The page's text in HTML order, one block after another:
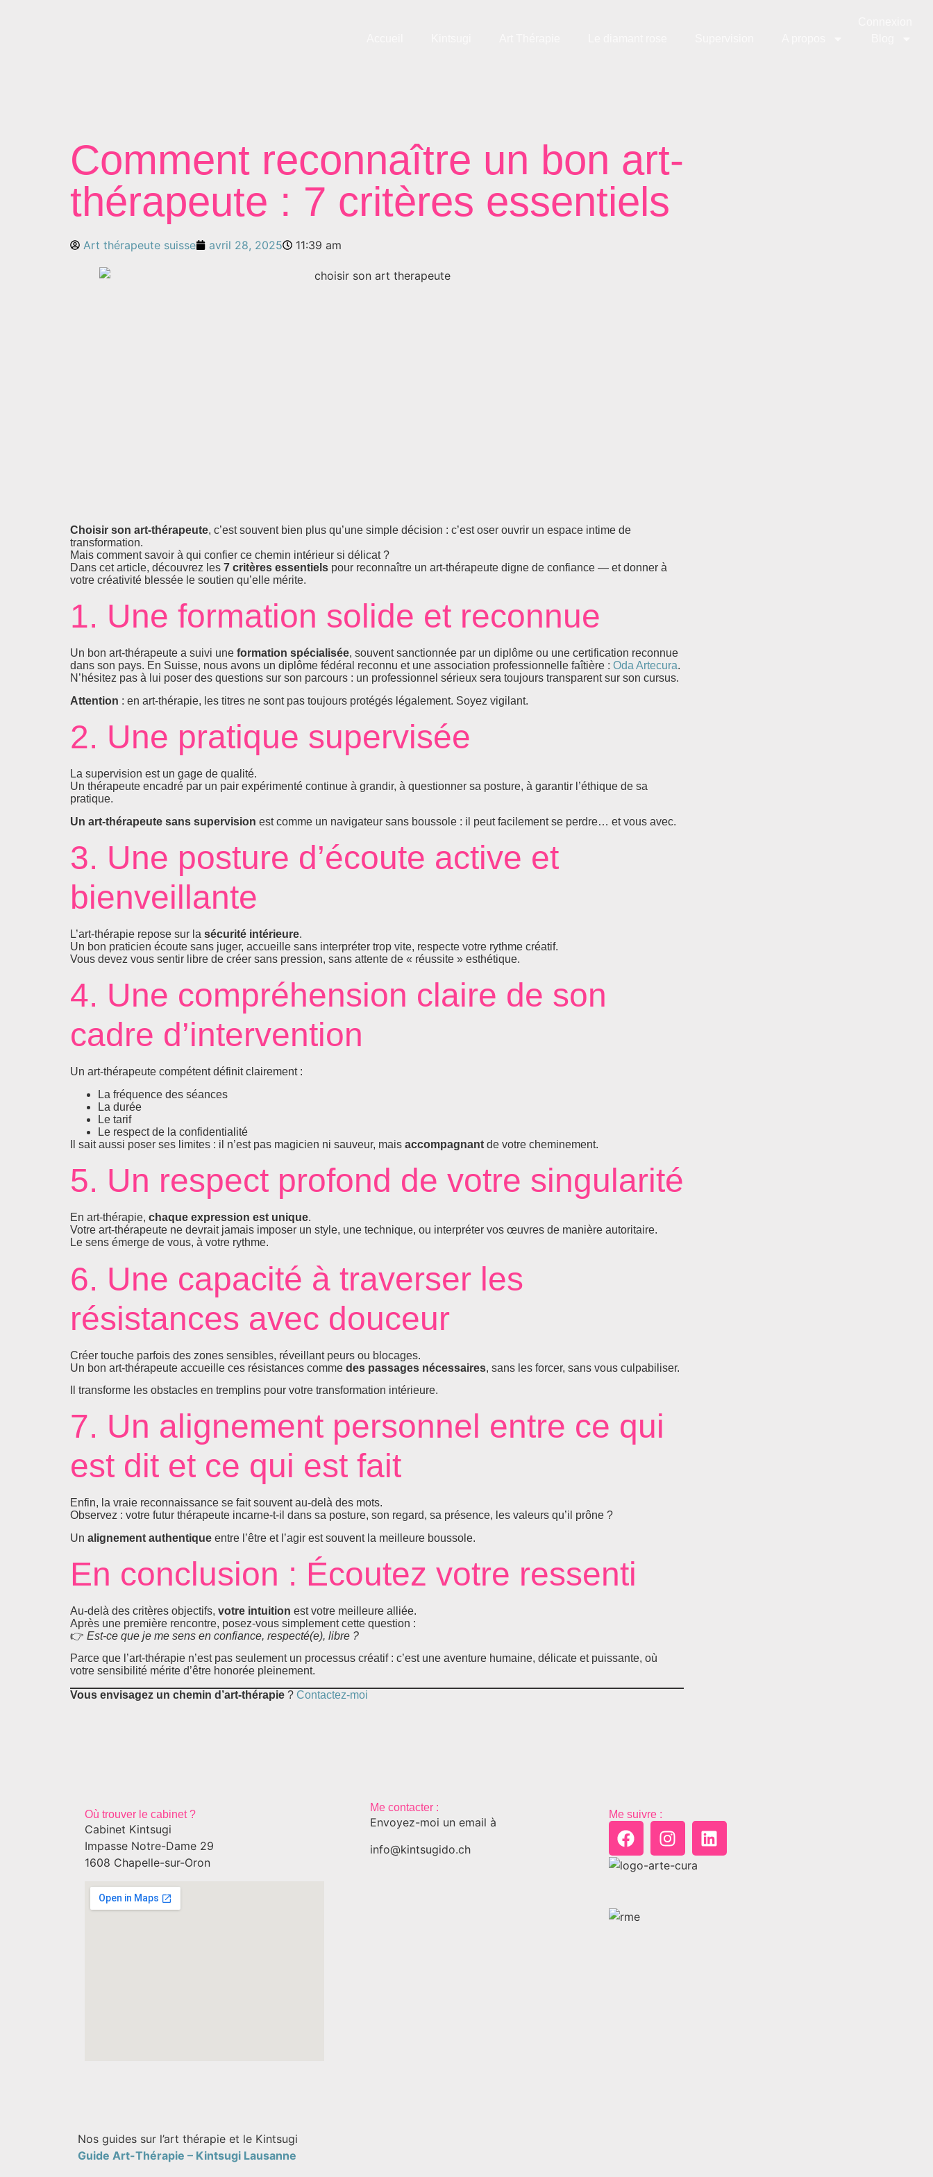
Comment reconnaître un bon art-
thérapeute : 7 critères essentiels
Art thérapeute suisse avril 28, 2025 11:39 am
Choisir son art-thérapeute, c’est souvent bien plus qu’une simple décision : c’est oser ouvrir un espace intime de
transformation.
Mais comment savoir à qui confier ce chemin intérieur si délicat ?
Dans cet article, découvrez les 7 critères essentielspour reconnaître un art-thérapeute digne de confiance — et donner à
votre créativité blessée le soutien qu’elle mérite.
1. Une formation solide et reconnue
Un bon art-thérapeute a suivi une formation spécialisée, souvent sanctionnée par un diplôme ou une certification reconnue
dans son pays. En Suisse, nous avons un diplôme fédéral reconnu et une association professionnelle faîtière : Oda Artecura.
N’hésitez pas à lui poser des questions sur son parcours : un professionnel sérieux sera toujours transparent sur son cursus.
Attention : en art-thérapie, les titres ne sont pas toujours protégés légalement. Soyez vigilant.
2. Une pratique supervisée
La supervision est un gage de qualité.
Un thérapeute encadré par un pair expérimenté continue à grandir, à questionner sa posture, à garantir l’éthique de sa
pratique.
Un art-thérapeute sans supervision est comme un navigateur sans boussole : il peut facilement se perdre… et vous avec.
3. Une posture d’écoute active et
bienveillante
L’art-thérapie repose sur la sécurité intérieure.
Un bon praticien écoute sans juger, accueille sans interpréter trop vite, respecte votre rythme créatif.
Vous devez vous sentir libre de créer sans pression, sans attente de « réussite » esthétique.
4. Une compréhension claire de son
cadre d’intervention
Un art-thérapeute compétent définit clairement :
La fréquence des séances
La durée
Le tarif
Le respect de la confidentialité
Il sait aussi poser ses limites : il n’est pas magicien ni sauveur, mais accompagnantde votre cheminement.
5. Un respect profond de votre singularité
En art-thérapie, chaque expression est unique.
Votre art-thérapeute ne devrait jamais imposer un style, une technique, ou interpréter vos œuvres de manière autoritaire.
Le sens émerge de vous, à votre rythme.
6. Une capacité à traverser les
résistances avec douceur
Créer touche parfois des zones sensibles, réveillant peurs ou blocages.
Un bon art-thérapeute accueille ces résistances comme des passages nécessaires, sans les forcer, sans vous culpabiliser.
Il transforme les obstacles en tremplins pour votre transformation intérieure.
7. Un alignement personnel entre ce qui
est dit et ce qui est fait
Enfin, la vraie reconnaissance se fait souvent au-delà des mots.
Observez : votre futur thérapeute incarne-t-il dans sa posture, son regard, sa présence, les valeurs qu’il prône ?
Un alignement authentiqueentre l’être et l’agir est souvent la meilleure boussole.
En conclusion : Écoutez votre ressenti
Au-delà des critères objectifs, votre intuition est votre meilleure alliée.
Après une première rencontre, posez-vous simplement cette question :
👉 Est-ce que je me sens en confiance, respecté(e), libre ?
Parce que l’art-thérapie n’est pas seulement un processus créatif : c’est une aventure humaine, délicate et puissante, où
votre sensibilité mérite d’être honorée pleinement.
Vous envisagez un chemin d’art-thérapie? Contactez-moi
Où trouver le cabinet ?
Cabinet Kintsugi
Impasse Notre-Dame 29
1608 Chapelle-sur-Oron
Me contacter :
Envoyez-moi un email à
info@kintsugido.ch
Me suivre :
Nos guides sur l’art thérapie et le Kintsugi
Guide Art-Thérapie – Kintsugi Lausanne